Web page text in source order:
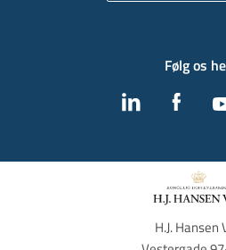
Følg os
H.J. Hansen